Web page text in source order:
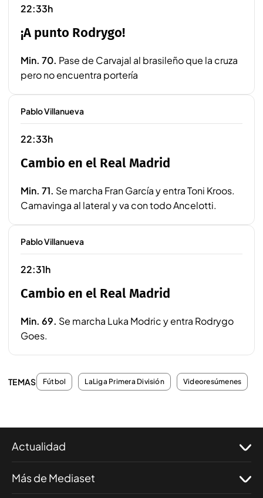
22:33h
¡A punto Rodrygo!
Min. 70. Pase de Carvajal al brasileño que la cruza
pero no encuentra portería
Pablo Villanueva
22:33h
Cambio en el Real Madrid
Min. 71. Se marcha Fran García y entra Toni Kroos.
Camavinga al lateral y va con todo Ancelotti.
Pablo Villanueva
22:31h
Cambio en el Real Madrid
Min. 69. Se marcha Luka Modric y entra Rodrygo
Goes.
TEMAS Fútbol LaLiga Primera División Videoresúmenes
Actualidad
Más de Mediaset